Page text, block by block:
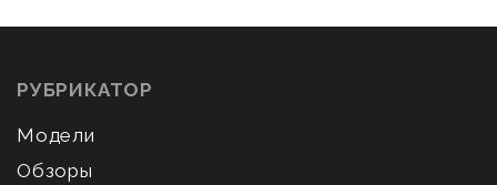
РУБРИКАТОР
Модели
Обзоры